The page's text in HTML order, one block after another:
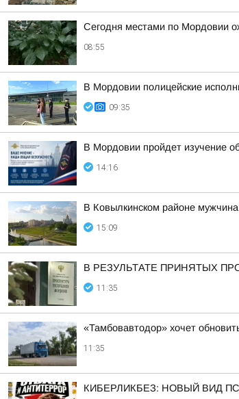
Сегодня местами по Мордовии
08:55
В Мордовии полицейские
09:35
В Мордовии пройдет изучение
14:16
В Ковылкинском районе
15:09
В РЕЗУЛЬТАТЕ ПРИНЯТЫХ
11:35
«Тамбовавтодор» хочет
11:35
КИБЕРЛИКБЕЗ: НОВЫЙ ВИД